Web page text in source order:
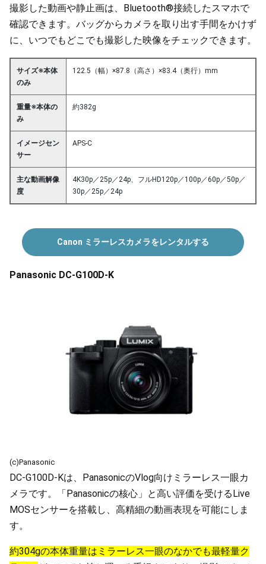
撮影した動画や静止画は、Bluetooth®接続したスマホで
確認できます。バッグからカメラを取り出す手間をかけず
に、いつでもどこでも撮影した映像をチェックできます。
サイズ※本体
のみ
122.5（幅）×87.8（高さ）×83.4（奥行）mm
重量※本体の
み
約382g
イメージセン
サー
APS-C
主な動画解像
度
4K30p／25p／24p、フルHD120p／100p／60p／50p／
30p／25p／24p
Canon ミラーレスカメラをレンタルする
Panasonic DC-G100D-K
(c)Panasonic
DC-G100D-Kは、PanasonicのVlog向けミラーレス一眼カ
メラです。「Panasonicの核心」と高い評価を受けるLive
MOSセンサーを搭載し、高精細の動画表現を可能にしま
す。
約304gの本体重量はミラーレス一眼のなかでも最軽量ク